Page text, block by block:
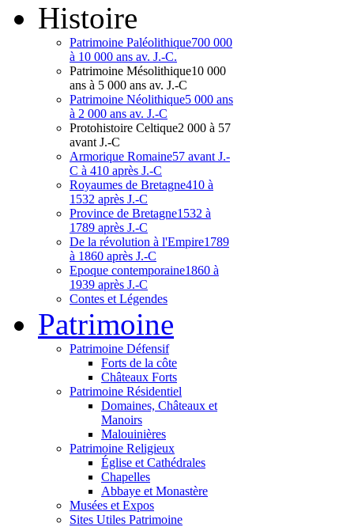
Histoire
Patrimoine Paléolithique700 000
à 10 000 ans av. J.-C.
Patrimoine Mésolithique10 000
ans à 5 000 ans av. J.-C
Patrimoine Néolithique5 000 ans
à 2 000 ans av. J.-C
Protohistoire Celtique2 000 à 57
avant J.-C
Armorique Romaine57 avant J.-
C à 410 après J.-C
Royaumes de Bretagne410 à
1532 après J.-C
Province de Bretagne1532 à
1789 après J.-C
De la révolution à l'Empire1789
à 1860 après J.-C
Epoque contemporaine1860 à
1939 après J.-C
Contes et Légendes
Patrimoine
Patrimoine Défensif
Forts de la côte
Châteaux Forts
Patrimoine Résidentiel
Domaines, Châteaux et
Manoirs
Malouinières
Patrimoine Religieux
Église et Cathédrales
Chapelles
Abbaye et Monastère
Musées et Expos
Sites Utiles Patrimoine